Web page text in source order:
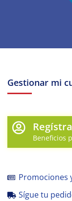
Gestionar mi
Beneficios
Promociones
Sígue tu